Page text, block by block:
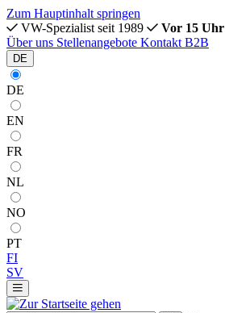
Zum Hauptinhalt springen
VW-Spezialist seit 1989
Vor 15 Uhr
Über uns Stellenangebote Kontakt B2B
DE
DE
EN
FR
NL
NO
PT
FI
SV